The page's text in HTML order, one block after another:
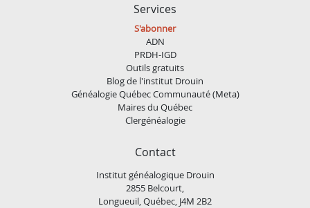
Services
S'abonner
ADN
PRDH-IGD
Outils gratuits
Blog de l'institut Drouin
Généalogie Québec Communauté (Meta)
Maires du Québec
Clergénéalogie
Contact
Institut généalogique Drouin
2855 Belcourt,
Longueuil, Québec, J4M 2B2